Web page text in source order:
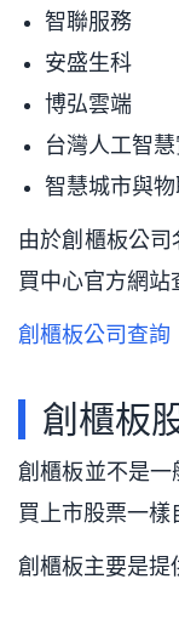
智聯服務
安盛生科
博弘雲端
台灣人工智
智慧城市與
由於創櫃板公
買中心官方網站
創櫃板公司查詢
創櫃板
創櫃板並不是
買上市股票一樣
創櫃板主要是提